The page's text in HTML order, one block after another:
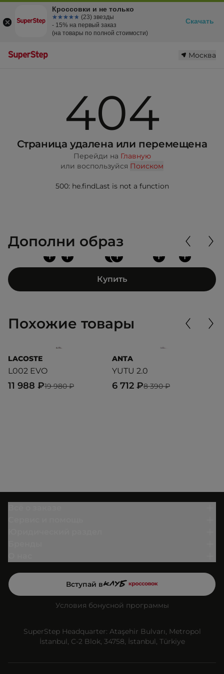
Москва
404
Страница удалена или перемещена
Перейди на Главную
или воспользуйся Поиском
500: he.findLast is not a function
Дополни образ
+
+
+ + +
+
Купить
Похожие товары
LACOSTE
L002 EVO
19 980 ₽
11 988 ₽
ANTA
YUTU 2.0
8 390 ₽
6 712 ₽
Вступай в
Условия бонусной программы
SuperStep Headquarter: Ataşehir Bulvarı, Metropol
İstanbul, C-2 Blok, 34758, İstanbul, Türkiye
Кроссовки и не только
☆☆☆☆☆
★★★★★ (23) звезды
- 15% на первый заказ
(на товары по полной стоимости)
Скачать